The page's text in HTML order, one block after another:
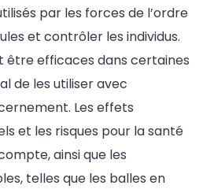
par les forces de l’ordre
et contrôler les individus.
être efficaces dans certaines
de les utiliser avec
Les effets
et les risques pour la santé
ainsi que les
telles que les balles en